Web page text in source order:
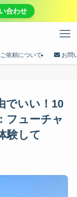
合わせ
ご依頼について お問
でいい！10
フューチャ
験して